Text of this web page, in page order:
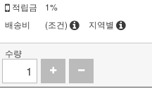
적립금
1%
배송비
(조건) 지역별
수량